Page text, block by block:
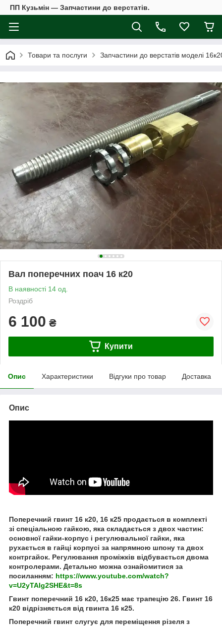
ПП Кузьмін — Запчастини до верстатів.
Товари та послуги Запчастини до верстатів моделі
Вал поперечних поач 16 к20
В наявності 14 од.
Роздріб
6 100 ₴
Купити
Опис Характеристики Відгуки про товар Доставка
Опис
Поперечний гвинт 16 к20, 16 к25 продається в комплекті
зі спеціальною гайкою, яка складається з двох частин:
основної гайки-корпус і регулювальної гайки, яка
рухається в гайці корпусі за напрямною шпону та двох
контргайок. Регулювання проміжків відбувається двома
контролерами. Детально можна ознайомитися за
посиланням: https://www.youtube.com/watch?
v=U2yTAIg2SHE&t=8s
Гвинт поперечний 16 к20, 16к25 має трапецію 26. Гвинт 16
к20 відрізняється від гвинта 16 к25.
Поперечний гвинт слугує для переміщення різеля з